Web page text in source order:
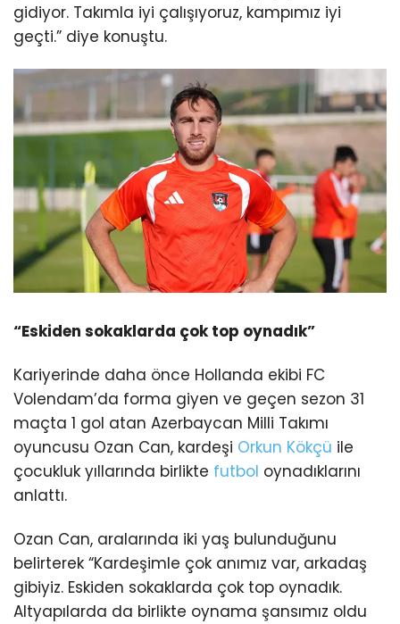
gidiyor. Takımla iyi çalışıyoruz, kampımız iyi
geçti.” diye konuştu.
“Eskiden sokaklarda çok top oynadık”
Kariyerinde daha önce Hollanda ekibi FC
Volendam’da forma giyen ve geçen sezon 31
maçta 1 gol atan Azerbaycan Milli Takımı
oyuncusu Ozan Can, kardeşi Orkun Kökçü ile
çocukluk yıllarında birlikte futbol oynadıklarını
anlattı.
Ozan Can, aralarında iki yaş bulunduğunu
belirterek “Kardeşimle çok anımız var, arkadaş
gibiyiz. Eskiden sokaklarda çok top oynadık.
Altyapılarda da birlikte oynama şansımız oldu